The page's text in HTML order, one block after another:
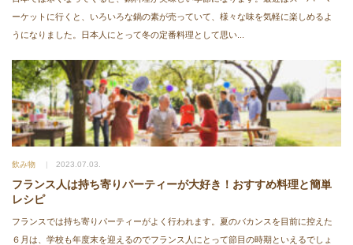
ーケットに行くと、いろいろな鍋の素が売っていて、様々な味を気軽に楽しめるよ
うになりました。日本人にとって冬の定番料理として思い...
飲み物 2023.07.03.
フランス人は持ち寄りパーティーが大好き！おすすめ料理と簡単
レシピ
フランスでは持ち寄りパーティーがよく行われます。夏のバカンスを目前に控えた
６月は、学校も年度末を迎えるのでフランス人にとって節目の時期といえるでしょ